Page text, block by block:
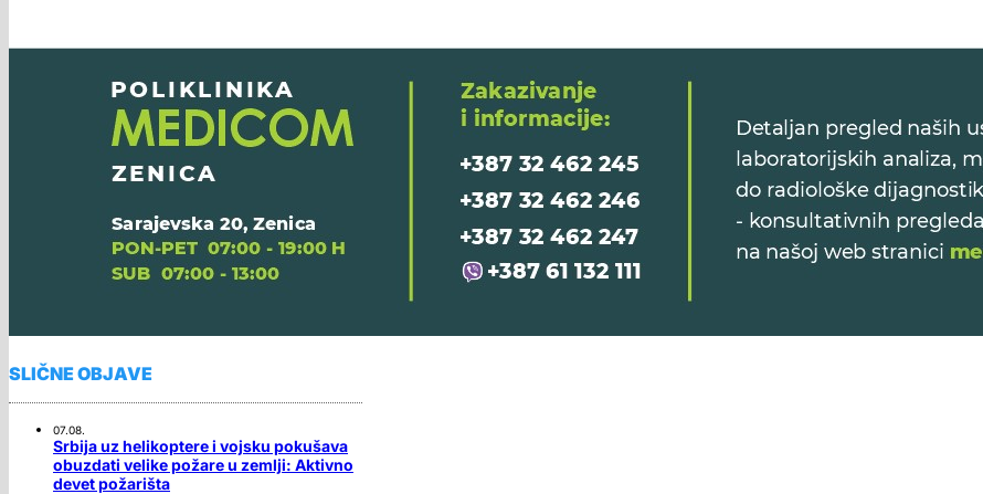
SLIČNE OBJAVE
07.08.
Srbija uz helikoptere i vojsku pokušava
obuzdati velike požare u zemlji: Aktivno
devet požarišta